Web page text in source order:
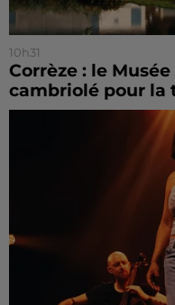
10h31
Corrèze : le
cambriolé pour la